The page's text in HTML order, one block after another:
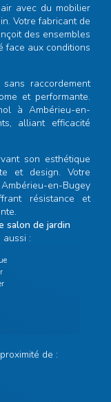
avec du mobilier
Votrefabricant de
des ensembles
face aux conditions
raccordement
et performante.
à Ambérieu-en-
alliant efficacité
son esthétique
et design. Votre
en-Bugey
résistance et
salon de jardin
:
de :